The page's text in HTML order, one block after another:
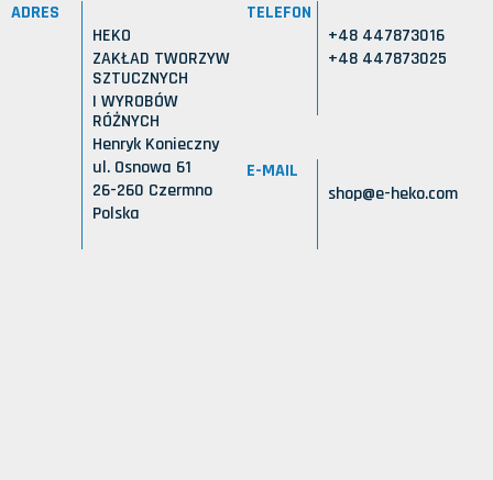
ADRES
HEKO
ZAKŁAD TWORZYW
SZTUCZNYCH
I WYROBÓW
RÓŻNYCH
Henryk Konieczny
ul. Osnowa 61
26-260 Czermno
Polska
TELEFON
+48 447873016
+48 447873025
E-MAIL
shop@e-heko.com